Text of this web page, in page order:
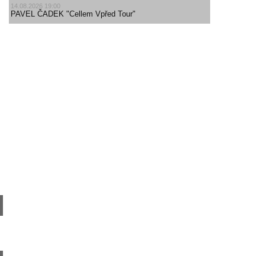
14.08.2026 19:00
PAVEL ČADEK "Cellem Vpřed Tour"